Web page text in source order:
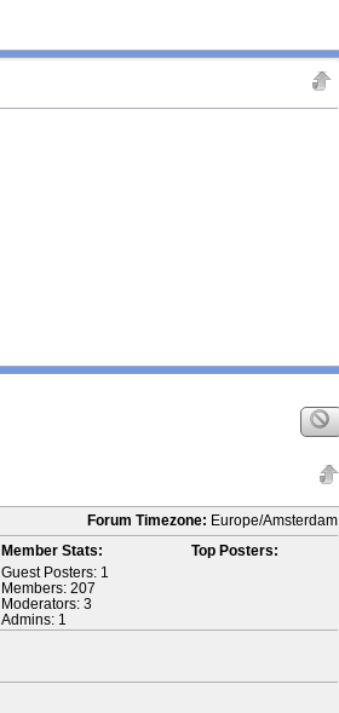
Forum Timezone: Europe/Amsterdam
Top Posters:
Member Stats:
Guest Posters: 1
Members: 207
Moderators: 3
Admins: 1